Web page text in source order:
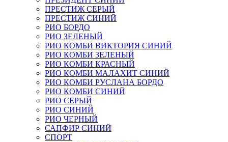
ПРЕСТИЖ СЕРЫЙ
ПРЕСТИЖ СИНИЙ
РИО БОРДО
РИО ЗЕЛЕНЫЙ
РИО КОМБИ ВИКТОРИЯ СИНИЙ
РИО КОМБИ ЗЕЛЕНЫЙ
РИО КОМБИ КРАСНЫЙ
РИО КОМБИ МАЛАХИТ СИНИЙ
РИО КОМБИ РУСЛАНА БОРДО
РИО КОМБИ СИНИЙ
РИО СЕРЫЙ
РИО СИНИЙ
РИО ЧЕРНЫЙ
САПФИР СИНИЙ
СПОРТ